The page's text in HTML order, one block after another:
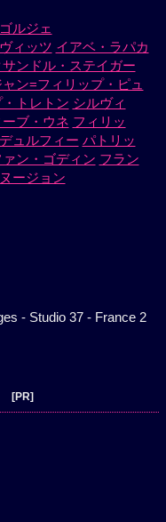
作戦が始まった……。
ルジェ
ィッツ イアベ・ラパカ
サンドル・ステイガー
ャン=フィリップ・ピュ
トレトン シルヴィ
ーブ・ウネ フィリッ
ュルフィー パトリッ
ァン・ゴディン フラン
ージョン
- Studio 37 - France 2
[PR]